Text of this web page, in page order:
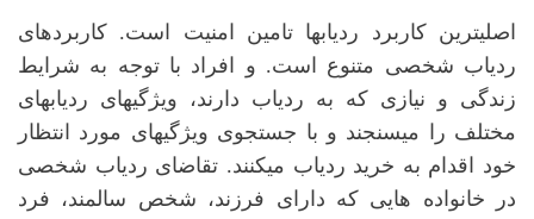
اصلیترین کاربرد ردیابها تامین امنیت است. کاربردهای
ردیاب شخصی متنوع است. و افراد با توجه به شرایط
زندگی و نیازی که به ردیاب دارند، ویژگیهای ردیابهای
مختلف را میسنجند و با جستجوی ویژگیهای مورد انتظار
خود اقدام به خرید ردیاب میکنند. تقاضای ردیاب شخصی
در خانواده هایی که دارای فرزند، شخص سالمند، فرد